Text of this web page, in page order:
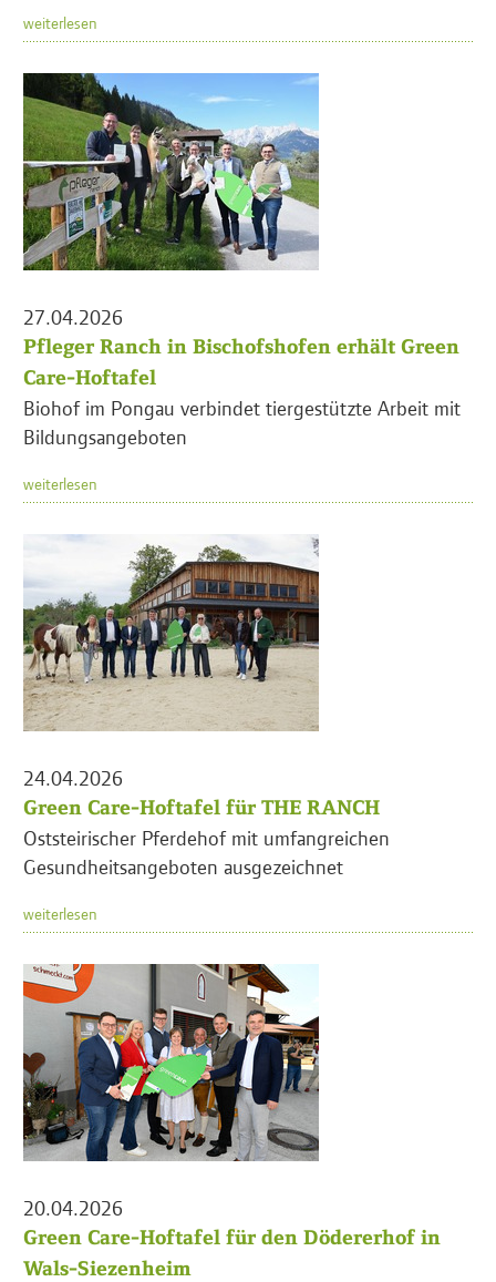
weiterlesen
27.04.2026
Pfleger Ranch in Bischofshofen erhält Green
Care-Hoftafel
Biohof im Pongau verbindet tiergestützte Arbeit mit
Bildungsangeboten
weiterlesen
24.04.2026
Green Care-Hoftafel für THE RANCH
Oststeirischer Pferdehof mit umfangreichen
Gesundheitsangeboten ausgezeichnet
weiterlesen
20.04.2026
Green Care-Hoftafel für den Dödererhof in
Wals-Siezenheim